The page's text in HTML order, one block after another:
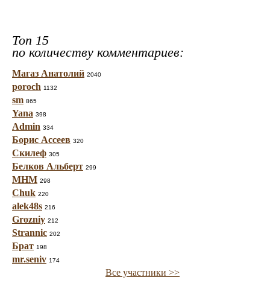
Топ 15
по количеству комментариев:
Магаз Анатолий 2040
poroch 1132
sm 865
Yana 398
Admin 334
Борис Ассеев 320
Скилеф 305
Белков Альберт 299
МНМ 298
Chuk 220
alek48s 216
Grozniy 212
Strannic 202
Брат 198
mr.seniv 174
Все участники >>